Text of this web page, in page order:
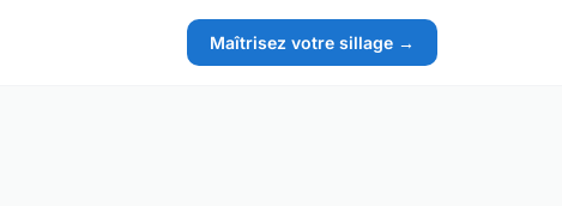
Maîtrisez votre sillage →